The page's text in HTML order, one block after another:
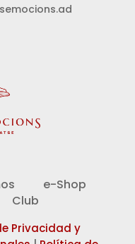
e-Shop
Club
Privacidad y